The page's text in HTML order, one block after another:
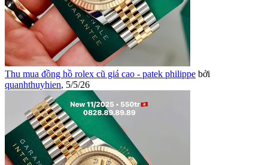
Thu mua đồng hồ rolex cũ giá cao - patek philippe bởi
quanhthuyhien, 5/5/26